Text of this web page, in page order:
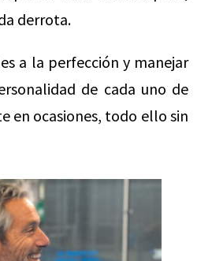
derrota.
a la perfección y manejar
de cada uno de
en ocasiones, todo ello sin